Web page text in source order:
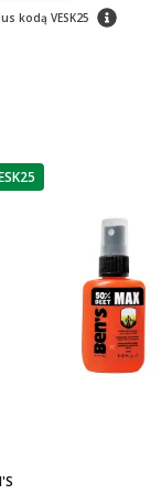
kodą VESK25 patarimas